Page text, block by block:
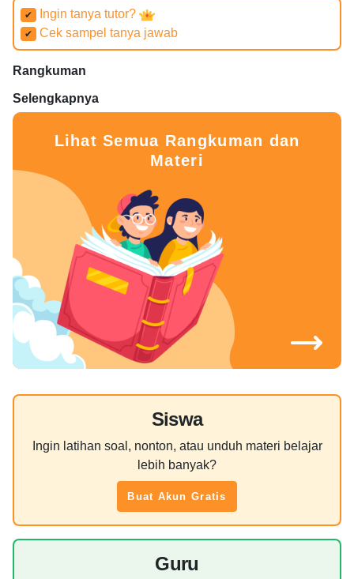
✔ Ingin tanya tutor?
✔ Cek sampel tanya jawab
Rangkuman
Selengkapnya
Lihat Semua Rangkuman dan
Materi
Siswa
Ingin latihan soal, nonton, atau unduh materi belajar
lebih banyak?
Buat Akun Gratis
Guru